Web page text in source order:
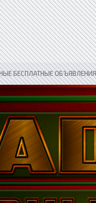
БЕСПЛАТНЫЕ ОБЪЯВЛЕНИЯ